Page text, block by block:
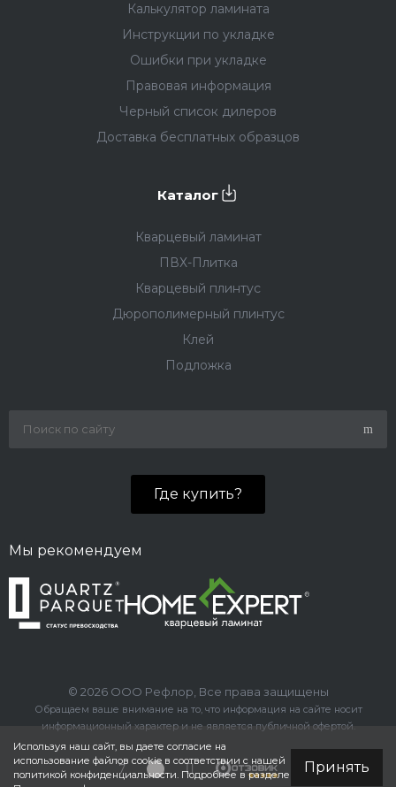
Калькулятор ламината
Инструкции по укладке
Ошибки при укладке
Правовая информация
Черный список дилеров
Доставка бесплатных образцов
Каталог
Кварцевый ламинат
ПВХ-Плитка
Кварцевый плинтус
Дюрополимерный плинтус
Клей
Подложка
Где купить?
Мы рекомендуем
© 2026 ООО Рефлор, Все права защищены
Обращаем ваше внимание на то, что информация на сайте носит
информационный характер и не является публичной офертой.
Используя наш сайт, вы даете согласие на
использование файлов cookie в соответствии с нашей
политикой конфиденциальности. Подробнее в разделе
Принять